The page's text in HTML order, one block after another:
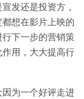
发还是投资方，
想在影片上映的
下一步的营销策
用，大大提高行
为一个好评走进